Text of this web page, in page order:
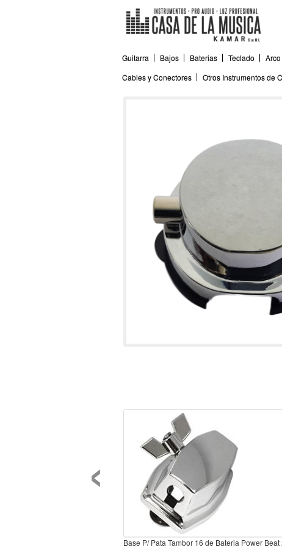
Guitarra Bajos Baterias Teclado Arco
Cables y Conectores
Otros Instrumentos de
Base P/ Pata Tambor 16 de Bateria Power Beat
‹